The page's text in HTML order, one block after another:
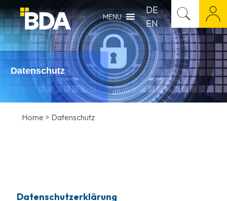
MENU
DE
EN
Datenschutz
Home > Datenschutz
Datenschutzerklärung